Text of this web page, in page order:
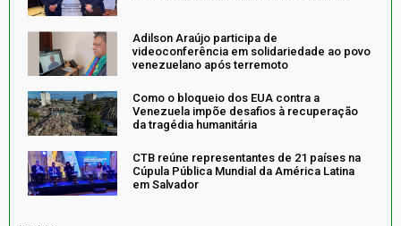
Adilson Araújo participa de
videoconferência em solidariedade ao povo
venezuelano após terremoto
Como o bloqueio dos EUA contra a
Venezuela impõe desafios à recuperação
da tragédia humanitária
CTB reúne representantes de 21 países na
Cúpula Pública Mundial da América Latina
em Salvador